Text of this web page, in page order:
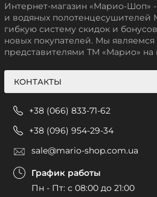
Интернет-магазин «Марио-Шоп»
и водяных полотенцесушителей
гибкую систему скидок и
новых покупателей. Мы
представителями ТМ «Марио» на
КОНТАКТЫ
+38 (066) 833-71-62
+38 (096) 954-29-34
sale@mario-shop.com.ua
График работы
Пн - Пт: с 08:00 до 21:00